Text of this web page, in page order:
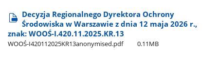
Decyzja Regionalnego Dyrektora Ochrony
Środowiska w Warszawie z dnia 12 maja 2026 r.,
znak: WOOŚ-I.420.11.2025.KR.13
WOOŚ-I420112025KR13anonymised.pdf 0.11MB